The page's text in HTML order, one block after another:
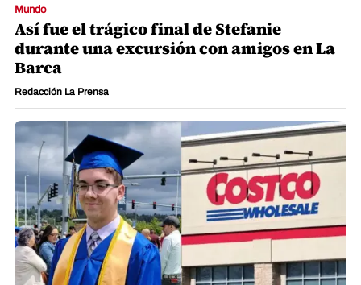
Mundo
Así fue el trágico final de Stefanie
durante una excursión con amigos en La
Barca
Redacción La Prensa